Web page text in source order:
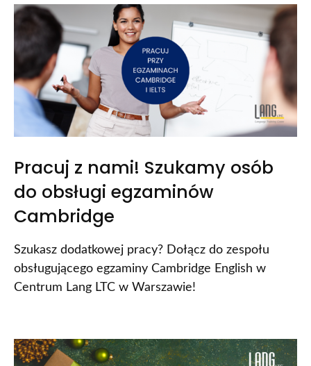
Pracuj z nami! Szukamy osób
do obsługi egzaminów
Cambridge
Szukasz dodatkowej pracy? Dołącz do zespołu
obsługującego egzaminy Cambridge English w
Centrum Lang LTC w Warszawie!